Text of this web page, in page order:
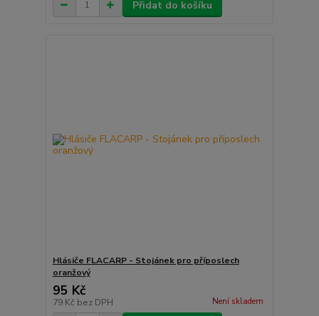
Přidat do košíku
Hlásiče FLACARP - Stojánek pro příposlech
oranžový
95 Kč
79 Kč bez DPH Není skladem